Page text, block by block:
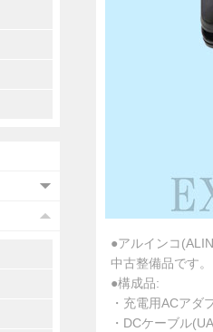
●アルインコ
中古整備品です。
●構成品:
・充電用ACアダ
・DCケーブル